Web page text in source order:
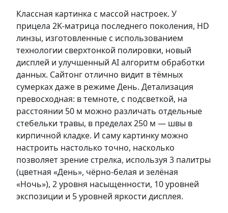
Классная картинка с массой настроек. У
прицела 2K-матрица последнего поколения, HD
линзы, изготовленные c использованием
технологии сверхтонкой полировки, новый
дисплей и улучшенный AI алгоритм обработки
данных. Сайтонг отлично видит в тёмных
сумерках даже в режиме День. Детализация
превосходная: в темноте, с подсветкой, на
расстоянии 50 м можно различать отдельные
стебельки травы, в пределах 250 м — швы в
кирпичной кладке. И саму картинку можно
настроить настолько точно, насколько
позволяет зрение стрелка, используя 3 палитры
(цветная «День», чёрно-белая и зелёная
«Ночь»), 2 уровня насыщенности, 10 уровней
экспозиции и 5 уровней яркости дисплея.